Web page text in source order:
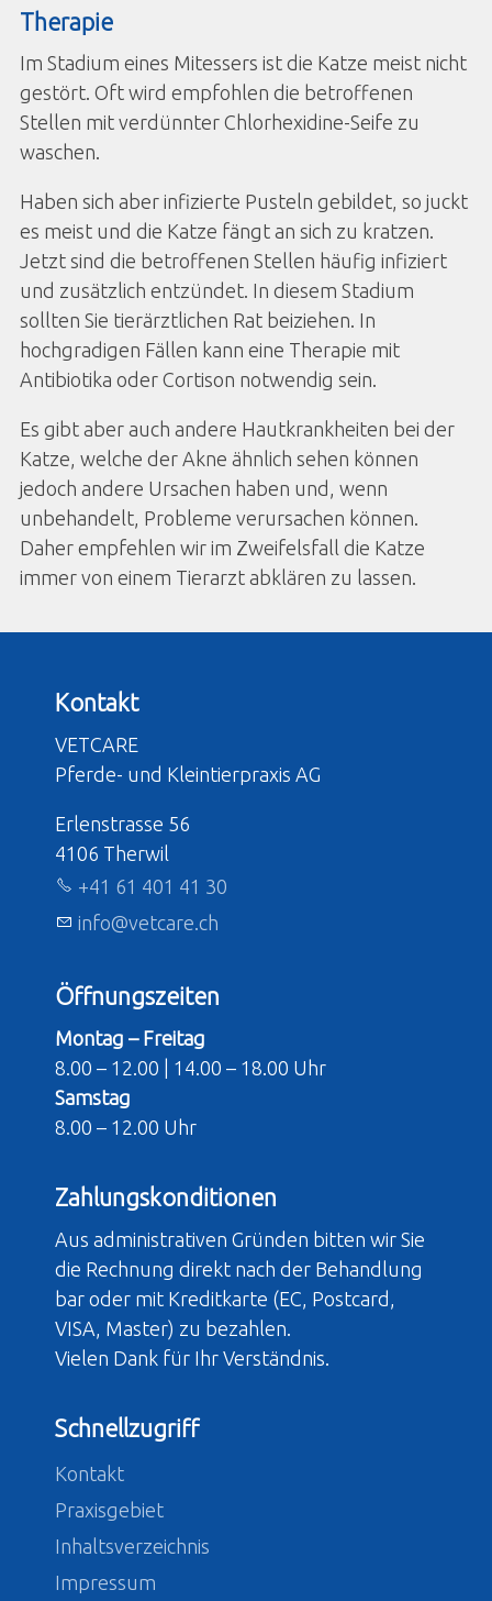
Therapie
Im Stadium eines Mitessers ist die Katze meist nicht
gestört. Oft wird empfohlen die betroffenen
Stellen mit verdünnter Chlorhexidine-Seife zu
waschen.
Haben sich aber infizierte Pusteln gebildet, so juckt
es meist und die Katze fängt an sich zu kratzen.
Jetzt sind die betroffenen Stellen häufig infiziert
und zusätzlich entzündet. In diesem Stadium
sollten Sie tierärztlichen Rat beiziehen. In
hochgradigen Fällen kann eine Therapie mit
Antibiotika oder Cortison notwendig sein.
Es gibt aber auch andere Hautkrankheiten bei der
Katze, welche der Akne ähnlich sehen können
jedoch andere Ursachen haben und, wenn
unbehandelt, Probleme verursachen können.
Daher empfehlen wir im Zweifelsfall die Katze
immer von einem Tierarzt abklären zu lassen.
Kontakt
VETCARE
Pferde- und Kleintierpraxis AG
Erlenstrasse 56
4106 Therwil
+41 61 401 41 30
nf
v tc r ch
Öffnungszeiten
Montag – Freitag
8.00 – 12.00 | 14.00 – 18.00 Uhr
Samstag
8.00 – 12.00 Uhr
Zahlungskonditionen
Aus administrativen Gründen bitten wir Sie
die Rechnung direkt nach der Behandlung
bar oder mit Kreditkarte (EC, Postcard,
VISA, Master) zu bezahlen.
Vielen Dank für Ihr Verständnis.
Schnellzugriff
Kontakt
Praxisgebiet
Inhaltsverzeichnis
Impressum